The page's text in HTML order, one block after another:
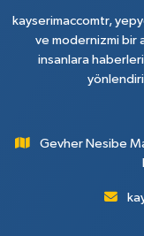
kayserimaccomtr,
ve modernizmi bir
insanlara
Gevher Nesibe